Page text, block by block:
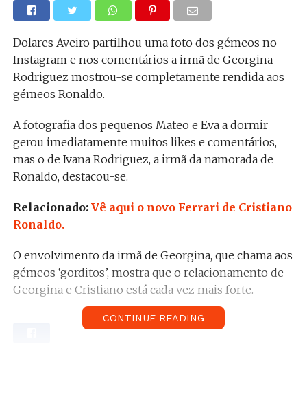
Dolares Aveiro partilhou uma foto dos gémeos no
Instagram e nos comentários a irmã de Georgina
Rodriguez mostrou-se completamente rendida aos
gémeos Ronaldo.
A fotografia dos pequenos Mateo e Eva a dormir
gerou imediatamente muitos likes e comentários,
mas o de Ivana Rodriguez, a irmã da namorada de
Ronaldo, destacou-se.
Relacionado: Vê aqui o novo Ferrari de Cristiano
Ronaldo.
O envolvimento da irmã de Georgina, que chama aos
gémeos ‘gorditos’, mostra que o relacionamento de
Georgina e Cristiano está cada vez mais forte.
A mãe do futebolista escreveu como legenda da
CONTINUE READING